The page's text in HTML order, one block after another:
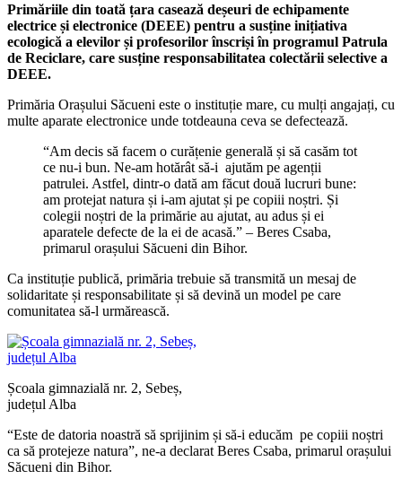
Primăriile din toată țara casează deșeuri de echipamente
electrice și electronice (DEEE) pentru a susține inițiativa
ecologică a elevilor și profesorilor înscriși în programul Patrula
de Reciclare, care susține responsabilitatea colectării selective a
DEEE.
Primăria Orașului Săcueni este o instituție mare, cu mulți angajați, cu
multe aparate electronice unde totdeauna ceva se defectează.
“Am decis să facem o curățenie generală și să casăm tot
ce nu-i bun. Ne-am hotărât să-i ajutăm pe agenții
patrulei. Astfel, dintr-o dată am făcut două lucruri bune:
am protejat natura și i-am ajutat și pe copiii noștri. Și
colegii noștri de la primărie au ajutat, au adus și ei
aparatele defecte de la ei de acasă.” – Beres Csaba,
primarul orașului Săcueni din Bihor.
Ca instituție publică, primăria trebuie să transmită un mesaj de
solidaritate și responsabilitate și să devină un model pe care
comunitatea să-l urmărească.
Școala gimnazială nr. 2, Sebeș,
județul Alba
“Este de datoria noastră să sprijinim și să-i educăm pe copiii noștri
ca să protejeze natura”, ne-a declarat Beres Csaba, primarul orașului
Săcueni din Bihor.